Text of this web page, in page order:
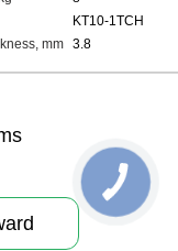
KT10-1TCH
mm 3.8